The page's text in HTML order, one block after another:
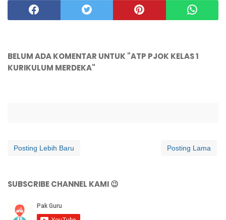
BELUM ADA KOMENTAR UNTUK "ATP PJOK KELAS 1
KURIKULUM MERDEKA"
Posting Lebih Baru Posting Lama
SUBSCRIBE CHANNEL KAMI 😉